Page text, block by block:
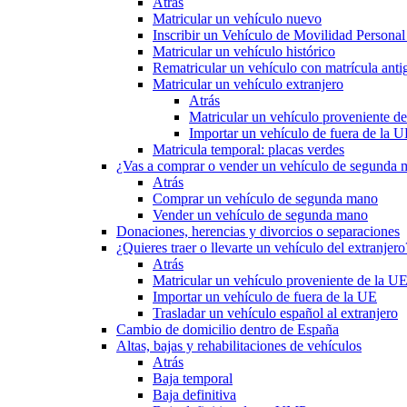
Matricular un vehículo nuevo
Inscribir un Vehículo de Movilidad
Matricular un vehículo histórico
Rematricular un vehículo con matrícula
Matricular un vehículo extranjero
Atrás
Matricular un vehículo proveniente
Importar un vehículo de fuera de la
Matricula temporal: placas verdes
¿Vas a comprar o vender un vehículo de segunda
Atrás
Comprar un vehículo de segunda mano
Vender un vehículo de segunda mano
Donaciones, herencias y divorcios o separaciones
¿Quieres traer o llevarte un vehículo del
Atrás
Matricular un vehículo proveniente de la UE
Importar un vehículo de fuera de la UE
Trasladar un vehículo español al extranjero
Cambio de domicilio dentro de España
Altas, bajas y rehabilitaciones de vehículos
Atrás
Baja temporal
Baja definitiva